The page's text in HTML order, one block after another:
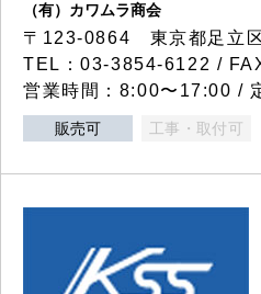
（有）カワムラ商会
〒123-0864 東京都足立
TEL：03-3854-6122 /
営業時間：8:00〜17:00 /
販売可 工事・取付可